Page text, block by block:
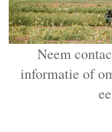
Neem
informatie of